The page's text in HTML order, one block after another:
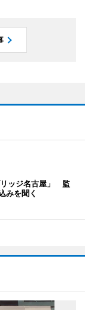
リッジ名古屋」 監
みを聞く